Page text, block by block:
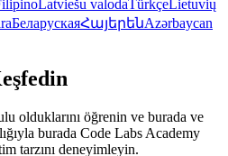
Latviešu valodaTürkçeLietuvių
БеларускаяՀայերենAzərbaycan
olduklarını öğrenin ve burada ve
burada Code Labs Academy
tarzını deneyimleyin.